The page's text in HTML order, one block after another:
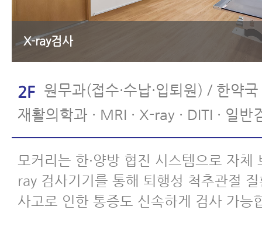
X-ray검사
2F 원무과(접수·수납·입퇴원) / 한약국
재활의학과 · MRI · X-ray · DITI · 일반
모커리는 한·양방 협진 시스템으로 자체
ray 검사기기를 통해 퇴행성 척추관절
사고로 인한 통증도 신속하게 검사 가능